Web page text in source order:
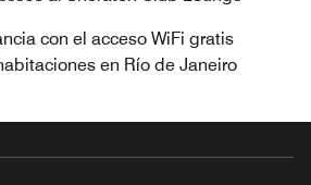
con el acceso WiFi gratis
en Río de Janeiro